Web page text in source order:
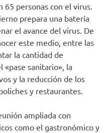
65 personas con el virus.
prepara una batería
el avance del virus. De
este medio, entre las
la cantidad de
«pase sanitario», la
y la reducción de los
y restaurantes.
ampliada con
como el gastronómico y